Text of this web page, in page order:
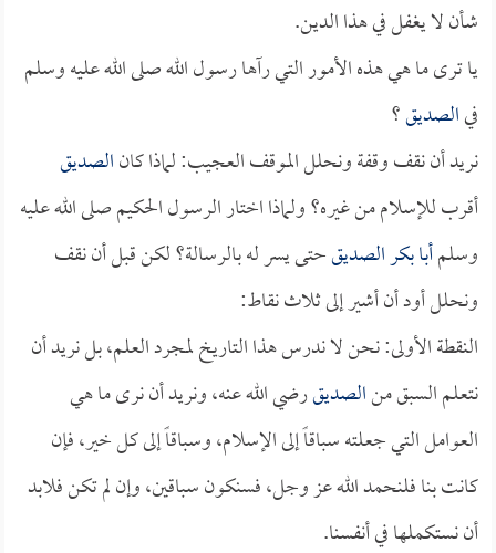
شأن لا يغفل في هذا الدين.
يا ترى ما هي هذه الأمور التي رآها رسول الله صلى الله عليه وسلم
فيالصديق؟
نريد أن نقف وقفة ونحلل الموقف العجيب: لماذا كانالصديق
أقرب للإسلام من غيره؟ ولماذا اختار الرسول الحكيم صلى الله عليه
وسلمأبا بكر الصديقحتى يسر له بالرسالة؟ لكن قبل أن نقف
ونحلل أود أن أشير إلى ثلاث نقاط:
النقطة الأولى: نحن لا ندرس هذا التاريخ لمجرد العلم، بل نريد أن
نتعلم السبق منالصديقرضي الله عنه، ونريد أن نرى ما هي
العوامل التي جعلته سباقاً إلى الإسلام، وسباقاً إلى كل خير، فإن
كانت بنا فلنحمد الله عز وجل، فسنكون سباقين، وإن لم تكن فلابد
أن نستكملها في أنفسنا.